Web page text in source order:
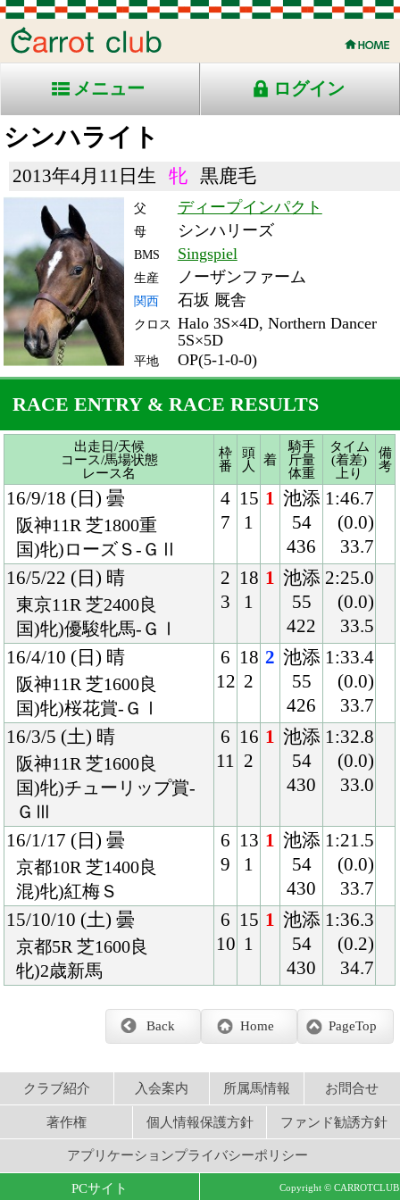
メニュー ログイン
シンハライト
2013年4月11日生 牝 黒鹿毛
父 ディープインパクト
シンハリーズ
BMS Singspiel
生産
石坂 厩舎
Halo 3S×4D, Northern Dancer
平地 OP(5-1-0-0)
RACE ENTRY & RACE RESULTS
出走日/天候
コース/馬場状態
レース名
枠
番
頭
人 着
騎手
斤量
体重
タイム
(着差)
備
16/9/18 (日) 曇
阪神11R 芝1800重
4
7
15
1
1 池添
54
1:46.7
(0.0)
16/5/22 (日) 晴
東京11R 芝2400良
国)牝)優駿牝馬-ＧⅠ
2
3
18
1
1 池添
55
422
2:25.0
(0.0)
33.5
16/4/10 (日) 晴
阪神11R 芝1600良
国)牝)桜花賞-ＧⅠ
6
12 2
池添
55
426
1:33.4
(0.0)
33.7
16/3/5 (土) 晴
阪神11R 芝1600良
国)牝)チューリップ賞-
ＧⅢ
11
池添
430
1:32.8
33.0
16/1/17 (日) 曇
京都10R 芝1400良
混)牝)紅梅Ｓ
池添
1:21.5
15/10/10 (土) 曇
京都5R 芝1600良
牝)2歳新馬
池添
54
430
1:36.3
(0.2)
34.7
PageTop
Back
クラブ紹介 所属馬情報
アプリケーションプライバシーポリシー
PCサイト Copyright © CARROTCLUB